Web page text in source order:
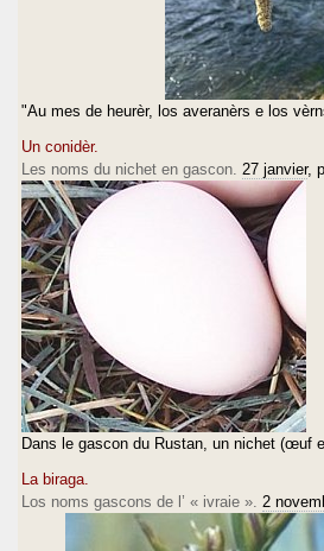
"Au mes de heurèr, los averanèrs e los
Un conidèr.
Les noms du nichet en gascon. 27 janvier,
Dans le gascon du Rustan, un nichet (œuf
La biraga.
Los noms gascons de l’ « ivraie ». 2